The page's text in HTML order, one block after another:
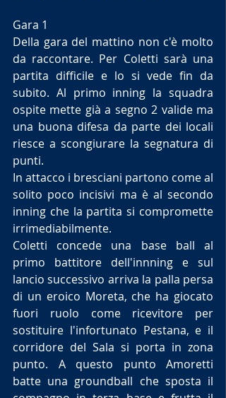
Gara 1
Della gara del mattino non c'è molto
da raccontare. Per Coletti sarà una
partita difficile e lo si vede fin da
subito. Al primo inning la squadra
ospite mette già a segno 2 valide ma
una buona difesa da parte dei locali
riesce a scongiurare la segnatura di
punti.
In attacco i bresciani partono come al
solito poco incisivi ma è al secondo
inning che la partita si compromette
irrimediabilmente.
Coletti concede una base ball al
primo battitore dell'innning e sul
lancio successivo arriva la palla persa
di un eroico Moreta, che ha giocato
fuori ruolo come ricevitore per
sostituire l'infortunato Pestana, e il
corridore del Sala si porta in zona
punto. A questo punto Amoretti
batte una groundball che sposta il